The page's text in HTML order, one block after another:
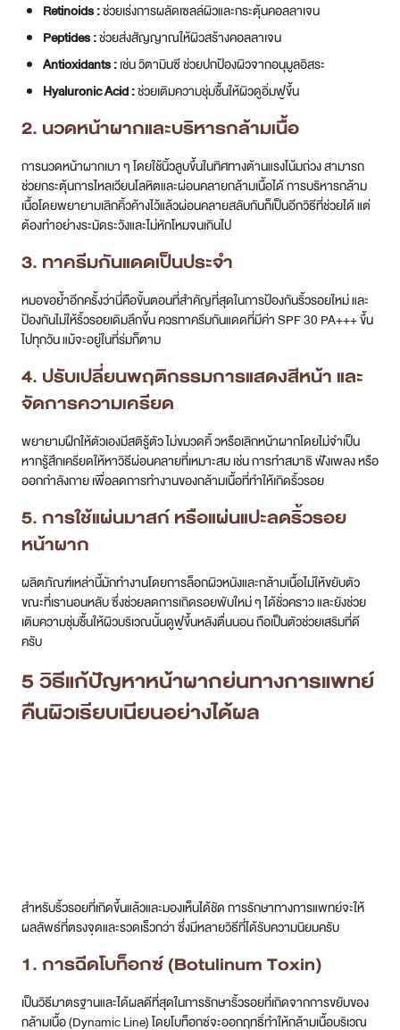
2. นวดหน้าผากและบริหารกล้ามเนื้อ
การนวดหน้าผากเบา ๆ โดยใช้นิ้วลูบขึ้นในทิศทางต้านแรงโน้มถ่วง สามารถ
ช่วยกระตุ้นการไหลเวียนโลหิตและผ่อนคลายกล้ามเนื้อได้ การบริหารกล้าม
เนื้อโดยพยายามเลิกคิ้วค้างไว้แล้วผ่อนคลายสลับกันก็เป็นอีกวิธีที่ช่วยได้ แต่
หมอขอย้ำอีกครั้งว่านี่คือขั้นตอนที่สำคัญที่สุดในการป้องกันริ้วรอยใหม่ และ
ป้องกันไม่ให้ริ้วรอยเดิมลึกขึ้น ควรทาครีมกันแดดที่มีค่า SPF 30 PA+++ ขึ้น
ไปทุกวัน แม้จะอยู่ในที่ร่มก็ตาม
4. ปรับเปลี่ยนพฤติกรรมการแสดงสีหน้า และ
จัดการความเครียด
พยายามฝึกให้ตัวเองมีสติรู้ตัว ไม่ขมวดคิ้ วหรือเลิกหน้าผากโดยไม่จำเป็น
หากรู้สึกเครียดให้หาวิธีผ่อนคลายที่เหมาะสม เช่น การทำสมาธิ ฟังเพลง หรือ
ออกกำลังกาย เพื่อลดการทำงานของกล้ามเนื้อที่ทำให้เกิดริ้วรอย
5. การใช้แผ่นมาสก์ หรือแผ่นแปะลดริ้วรอย
หน้าผาก
ผลิตภัณฑ์เหล่านี้มักทำงานโดยการล็อกผิวหนังและกล้ามเนื้อไม่ให้ขยับตัว
ขณะที่เรานอนหลับ ซึ่งช่วยลดการเกิดรอยพับใหม่ ๆ ได้ชั่วคราว และยังช่วย
เติมความชุ่มชื้นให้ผิวบริเวณนั้นดูฟูขึ้นหลังตื่นนอน ถือเป็นตัวช่วยเสริมที่ดี
ครับ
5 วิธีแก้ปัญหาหน้าผากย่นทางการแพทย์
คืนผิวเรียบเนียนอย่างได้ผล
สำหรับริ้วรอยที่เกิดขึ้นแล้วและมองเห็นได้ชัด การรักษาทางการแพทย์จะให้
ผลลัพธ์ที่ตรงจุดและรวดเร็วกว่า ซึ่งมีหลายวิธีที่ได้รับความนิยมครับ
ในกรณีที่มีร่องลึกถาวร (Static Line) ที่แม้จะฉีดโบท็อกซ์แล้วก็ยังเห็นเป็นรอย
บุ๋มอยู่ การฉีดฟิลเลอร์กลุ่ม Hyaluronic Acid เข้าไปเติมเต็มใต้ร่องริ้วรอย
(Collagen Biostimulators)